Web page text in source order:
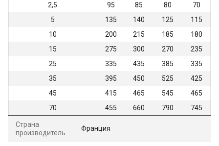
2,5
95 85 80
70
5
135 140 125
115
10
200 215 185
180
15
275 300 270
235
25
335 435 385
335
35
395 450 525
425
45
415 465 545
465
70
455 660 790 745
Страна
производитель
Франция